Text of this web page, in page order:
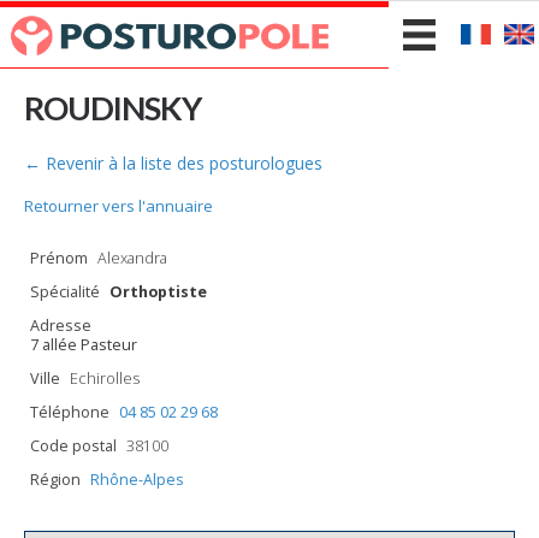
ROUDINSKY
← Revenir à la liste des posturologues
Retourner vers l'annuaire
Prénom Alexandra
Spécialité Orthoptiste
Adresse
7 allée Pasteur
Ville Echirolles
Téléphone 04 85 02 29 68
Code postal 38100
Région Rhône-Alpes